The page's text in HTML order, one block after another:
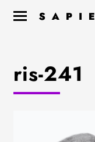
ris-241